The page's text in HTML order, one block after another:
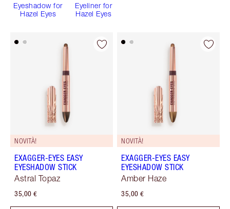
Eyeshadow for
Hazel Eyes
Eyeliner for
Hazel Eyes
NOVITÀ!
EXAGGER-EYES EASY
EYESHADOW STICK
Astral Topaz
35,00 €
NOVITÀ!
EXAGGER-EYES EASY
EYESHADOW STICK
Amber Haze
35,00 €